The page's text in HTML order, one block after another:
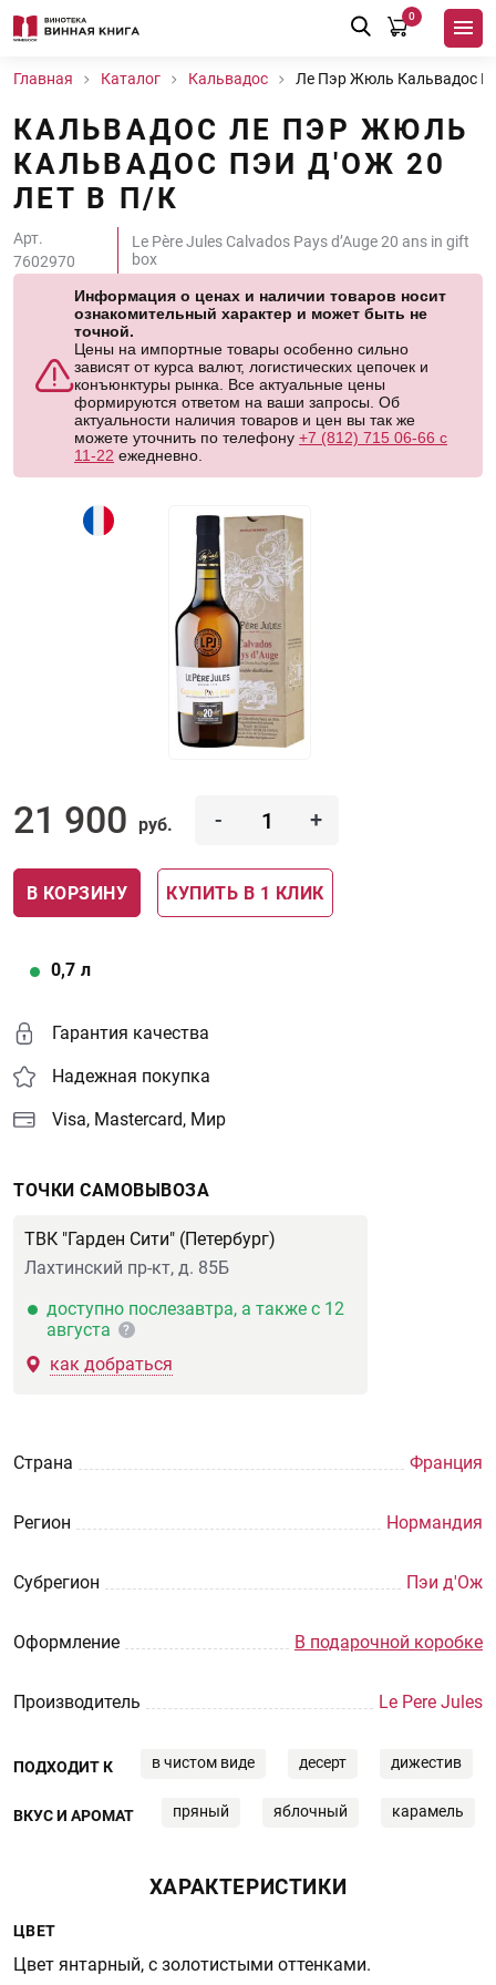
0
Главная Каталог Кальвадос Ле Пэр Жюль Кальвадос
КАЛЬВАДОС ЛЕ ПЭР ЖЮЛЬ
КАЛЬВАДОС ПЭИ Д'ОЖ 20
ЛЕТ В П/К
Арт.
7602970
Le Père Jules Calvados Pays d’Auge 20 ans in gift
box
Информация о ценах и наличии товаров носит
ознакомительный характер и может быть не
точной.
Цены на импортные товары особенно сильно
зависят от курса валют, логистических цепочек и
конъюнктуры рынка. Все актуальные цены
формируются ответом на ваши запросы. Об
актуальности наличия товаров и цен вы так же
можете уточнить по телефону +7 (812) 715 06-66 с
11-22 ежедневно.
21 900 руб. - +
В КОРЗИНУ КУПИТЬ В 1 КЛИК
0,7 л
Гарантия качества
Надежная покупка
Visa, Mastercard, Мир
ТОЧКИ САМОВЫВОЗА
ТВК "Гарден Сити" (Петербург)
Лахтинский пр-кт, д. 85Б
доступно послезавтра, а также с 12
августа
?
как добраться
Страна Франция
Регион Нормандия
Субрегион Пэи д'Ож
Оформление В подарочной коробке
Производитель Le Pere Jules
ПОДХОДИТ К в чистом виде десерт дижестив
ВКУС И АРОМАТ пряный яблочный карамель
ХАРАКТЕРИСТИКИ
ЦВЕТ
Цвет янтарный, с золотистыми оттенками.